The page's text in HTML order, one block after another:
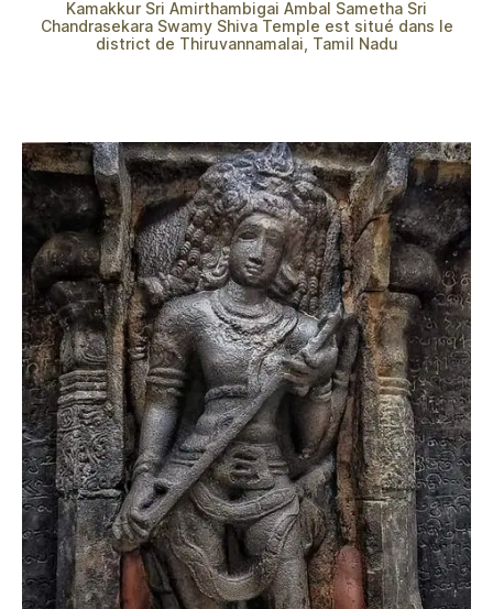
Kamakkur Sri Amirthambigai Ambal Sametha Sri
Chandrasekara Swamy Shiva Temple est situé dans le
district de Thiruvannamalai, Tamil Nadu